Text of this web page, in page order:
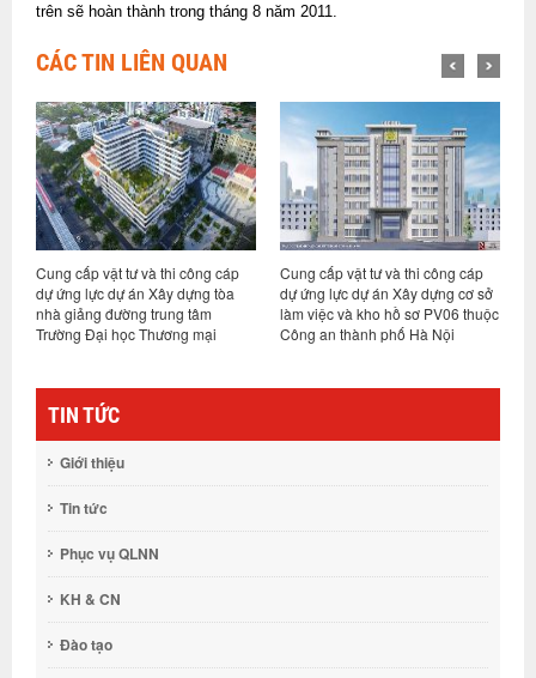
trên sẽ hoàn thành trong tháng 8 năm 2011.
CÁC TIN LIÊN QUAN
cáp
tòa
Cung cấp vật tư và thi công cáp
dự ứng lực dự án Xây dựng cơ sở
làm việc và kho hồ sơ PV06 thuộc
Công an thành phố Hà Nội
Thiết kế, cung cấp vật tư và thi
công cáp dự ứng lực dự án Đầu
xây dựng xưởng sản xuất, gia
công các sản phẩm điện chiếu
TIN TỨC
Giới thiệu
Tin tức
Phục vụ QLNN
KH & CN
Đào tạo